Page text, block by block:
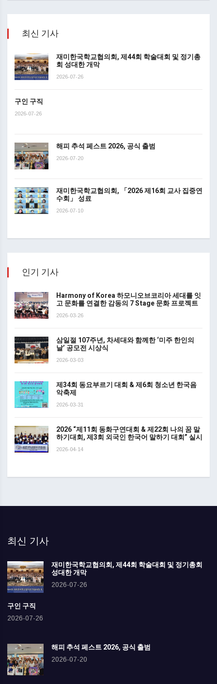
최신 기사
재미한국학교협의회, 제44회 학술대회 및 정기총
회 성대한 개막
2026-07-26
구인 구직
2026-07-26
해피 추석 페스트 2026, 공식 출범
2026-07-20
재미한국학교협의회, 「2026 제16회 교사 집중연
수회」 성료
2026-07-10
인기 기사
Harmony of Korea 하모니오브코리아 세대를 잇
고 문화를 연결한 감동의 7 Stage 문화 프로젝트
2026-03-26
삼일절 107주년, 차세대와 함께한 ‘미주 한인의
날’ 공모전 시상식
2026-03-03
제34회 동요부르기 대회 & 제6회 청소년 한국음
악축제
2026-03-31
2026 “제11회 동화구연대회 & 제22회 나의 꿈 말
하기대회, 제3회 외국인 한국어 말하기 대회” 실시
2026-04-14
최신 기사
재미한국학교협의회, 제44회 학술대회 및 정기총회
성대한 개막
2026-07-26
구인 구직
2026-07-26
해피 추석 페스트 2026, 공식 출범
2026-07-20